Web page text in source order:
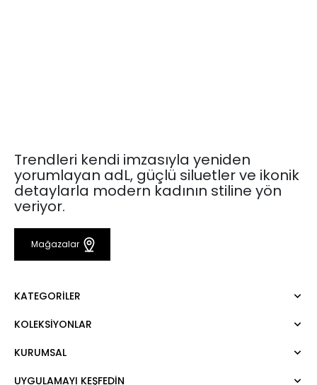
Trendleri kendi imzasıyla yeniden
yorumlayan adL, güçlü siluetler ve ikonik
detaylarla modern kadının stiline yön
veriyor.
Mağazalar
KATEGORILER
Elbise
Pantolon
KOLEKSIYONLAR
Mert Aslan
KURUMSAL
UYGULAMAYI KEŞFEDİN